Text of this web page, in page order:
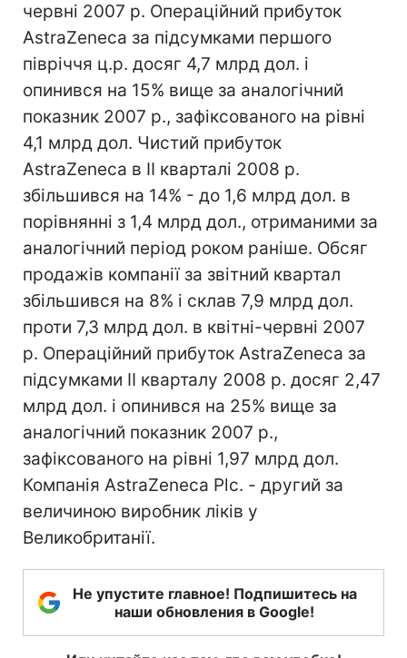
червні 2007 р. Операційний прибуток
AstraZeneca за підсумками першого
півріччя ц.р. досяг 4,7 млрд дол. і
опинився на 15% вище за аналогічний
показник 2007 р., зафіксованого на рівні
4,1 млрд дол. Чистий прибуток
AstraZeneca в II кварталі 2008 р.
збільшився на 14% - до 1,6 млрд дол. в
порівнянні з 1,4 млрд дол., отриманими за
аналогічний період роком раніше. Обсяг
продажів компанії за звітний квартал
збільшився на 8% і склав 7,9 млрд дол.
проти 7,3 млрд дол. в квітні-червні 2007
р. Операційний прибуток AstraZeneca за
підсумками II кварталу 2008 р. досяг 2,47
млрд дол. і опинився на 25% вище за
аналогічний показник 2007 р.,
зафіксованого на рівні 1,97 млрд дол.
Компанія AstraZeneca Plc. - другий за
величиною виробник ліків у
Великобританії.
Не упустите главное! Подпишитесь на
наши обновления в Google!